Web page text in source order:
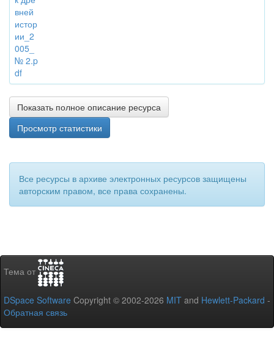
вней
истор
ии_2
005_
№ 2.p
df
Показать полное описание ресурса
Просмотр статистики
Все ресурсы в архиве электронных ресурсов защищены
авторским правом, все права сохранены.
Тема от
DSpace Software Copyright © 2002-2026 MIT and Hewlett-Packard -
Обратная связь